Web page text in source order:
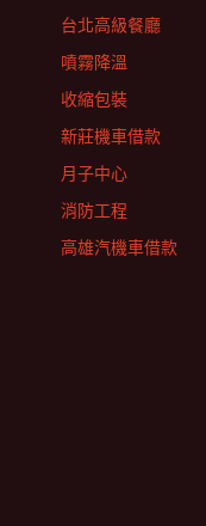
台北高級餐廳
噴霧降溫
收縮包裝
新莊機車借款
月子中心
消防工程
高雄汽機車借款